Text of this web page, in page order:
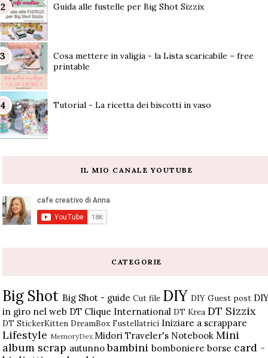
Guida alle fustelle per Big Shot Sizzix
Cosa mettere in valigia - la Lista scaricabile – free
printable
Tutorial - La ricetta dei biscotti in vaso
IL MIO CANALE YOUTUBE
CATEGORIE
Big Shot Big Shot - guide Cut file DIY DIY Guest post
in giro nel web DT Clique International DT Krea DT Sizzix
DT StickerKitten DreamBox Fustellatrici Iniziare a scrappare
Lifestyle MemoryDex Midori Traveler's Notebook Mini
album scrap autunno bambini bomboniere borse card -